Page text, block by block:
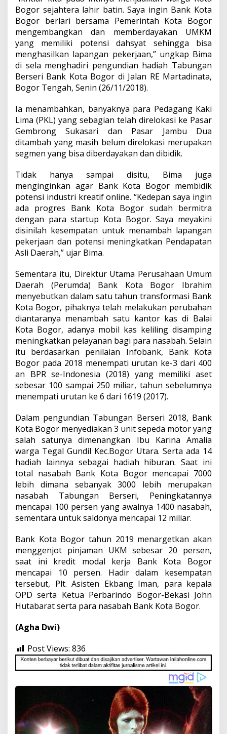
Bogor sejahtera lahir batin. Saya ingin Bank Kota
Bogor berlari bersama Pemerintah Kota Bogor
mengembangkan dan memberdayakan UMKM
yang memiliki potensi dahsyat sehingga bisa
menghasilkan lapangan pekerjaan,” ungkap Bima
di sela menghadiri pengundian hadiah Tabungan
Berseri Bank Kota Bogor di Jalan RE Martadinata,
Bogor Tengah, Senin (26/11/2018).
Ia menambahkan, banyaknya para Pedagang Kaki
Lima (PKL) yang sebagian telah direlokasi ke Pasar
Gembrong Sukasari dan Pasar Jambu Dua
ditambah yang masih belum direlokasi merupakan
segmen yang bisa diberdayakan dan dibidik.
Tidak hanya sampai disitu, Bima juga
menginginkan agar Bank Kota Bogor membidik
potensi industri kreatif online. “Kedepan saya ingin
ada progres Bank Kota Bogor sudah bermitra
dengan para startup Kota Bogor. Saya meyakini
disinilah kesempatan untuk menambah lapangan
pekerjaan dan potensi meningkatkan Pendapatan
Asli Daerah,” ujar Bima.
Sementara itu, Direktur Utama Perusahaan Umum
Daerah (Perumda) Bank Kota Bogor Ibrahim
menyebutkan dalam satu tahun transformasi Bank
Kota Bogor, pihaknya telah melakukan perubahan
diantaranya menambah satu kantor kas di Balai
Kota Bogor, adanya mobil kas keliling disamping
meningkatkan pelayanan bagi para nasabah. Selain
itu berdasarkan penilaian Infobank, Bank Kota
Bogor pada 2018 menempati urutan ke-3 dari 400
an BPR se-Indonesia (2018) yang memiliki aset
sebesar 100 sampai 250 miliar, tahun sebelumnya
menempati urutan ke 6 dari 1619 (2017).
Dalam pengundian Tabungan Berseri 2018, Bank
Kota Bogor menyediakan 3 unit sepeda motor yang
salah satunya dimenangkan Ibu Karina Amalia
warga Tegal Gundil Kec.Bogor Utara. Serta ada 14
hadiah lainnya sebagai hadiah hiburan. Saat ini
total nasabah Bank Kota Bogor mencapai 7000
lebih dimana sebanyak 3000 lebih merupakan
nasabah Tabungan Berseri, Peningkatannya
mencapai 100 persen yang awalnya 1400 nasabah,
sementara untuk saldonya mencapai 12 miliar.
Bank Kota Bogor tahun 2019 menargetkan akan
menggenjot pinjaman UKM sebesar 20 persen,
saat ini kredit modal kerja Bank Kota Bogor
mencapai 10 persen. Hadir dalam kesempatan
tersebut, Plt. Asisten Ekbang Iman, para kepala
OPD serta Ketua Perbarindo Bogor-Bekasi John
Hutabarat serta para nasabah Bank Kota Bogor.
(Agha Dwi)
Post Views: 836